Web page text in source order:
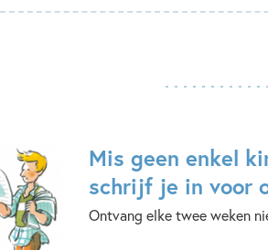
Mis geen enkel
schrijf je in voor
Ontvang elke twee weken